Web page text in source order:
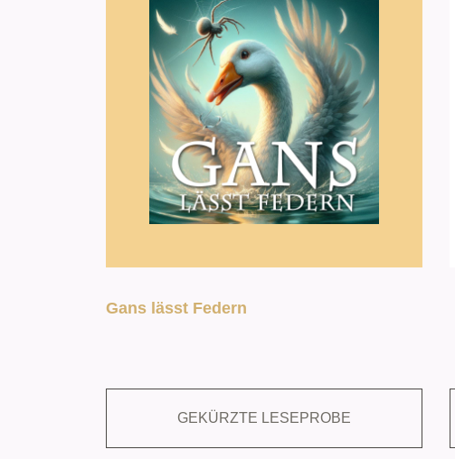
Gans lässt Federn
GEKÜRZTE LESEPROBE